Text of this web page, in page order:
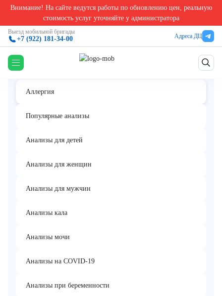
Внимание! На сайте ведутся работы по обновлению цен, реальную
стоимость услуг уточняйте у администратора
Выезд мобильной бригады
+7 (922) 181-34-00 Адреса ДЦ
Аллергологические анализы в Екатеринбурге Аллерген f93 - какао, IgE
Аллерген f93 - какао, IgE (ImmunoCAP)
Аллергия
Популярные анализы
Анализы для детей
Анализы для женщин
Анализы для мужчин
Анализы кала
Анализы мочи
Анализы на COVID-19
Анализы при беременности